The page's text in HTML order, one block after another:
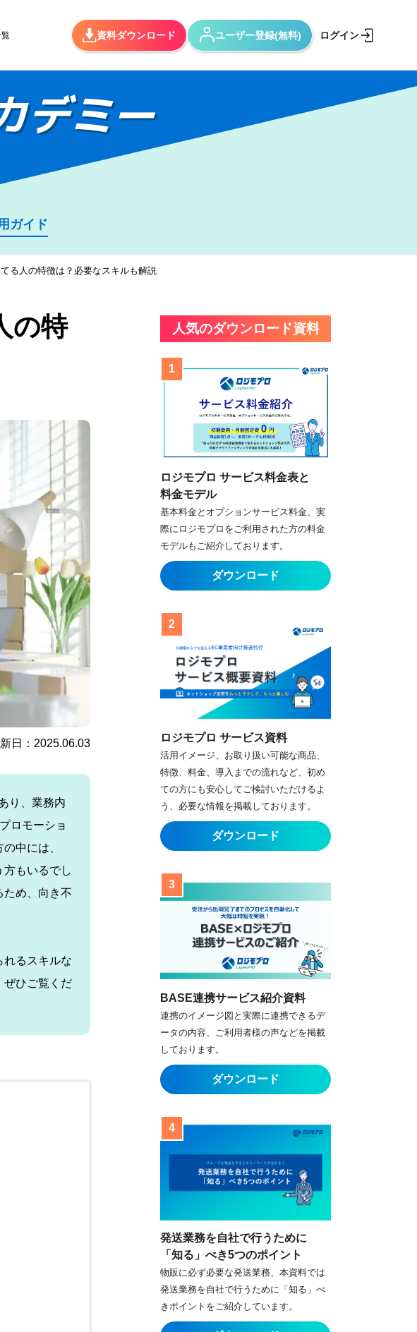
覧 資料ダウンロード ユーザー登録(無料) ログイン
デミー
ガイド
る人の特徴は？必要なスキルも解説
の特
日：2025.06.03
り、業務内
ロモーショ
中には、
方もいるでし
ため、向き不
れるスキルな
ぜひご覧くだ
人気のダウンロード資料
ロジモプロ サービス料金表と
料金モデル
基本料金とオプションサービス料金、実
際にロジモプロをご利用された方の料金
モデルもご紹介しております。
ロジモプロ サービス資料
活用イメージ、お取り扱い可能な商品、
特徴、料金、導入までの流れなど、初め
ての方にも安心してご検討いただけるよ
う、必要な情報を掲載しております。
BASE連携サービス紹介資料
連携のイメージ図と実際に連携できるデ
ータの内容、ご利用者様の声などを掲載
しております。
発送業務を自社で行うために
「知る」べき5つのポイント
物販に必ず必要な発送業務、本資料では
発送業務を自社で行うために「知る」べ
きポイントをご紹介しています。